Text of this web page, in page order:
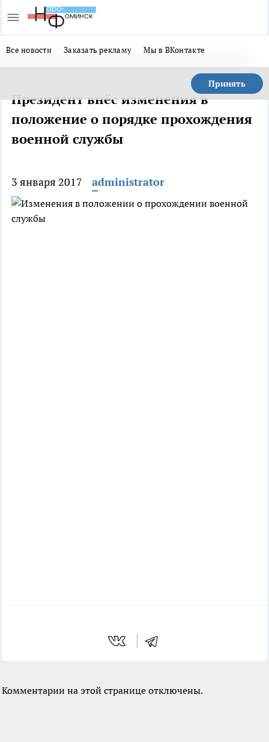
Все новости Заказать рекламу Мы в ВКонтакте
Принять
Президент внёс изменения в
положение о порядке прохождения
военной службы
3 января 2017 administrator
Комментарии на этой странице отключены.